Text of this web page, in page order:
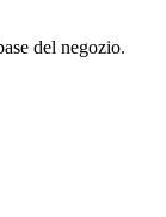
del negozio.